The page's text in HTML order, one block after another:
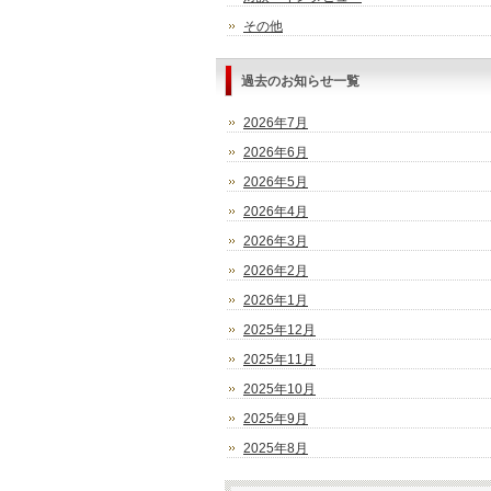
その他
過去のお知らせ一覧
2026年7月
2026年6月
2026年5月
2026年4月
2026年3月
2026年2月
2026年1月
2025年12月
2025年11月
2025年10月
2025年9月
2025年8月